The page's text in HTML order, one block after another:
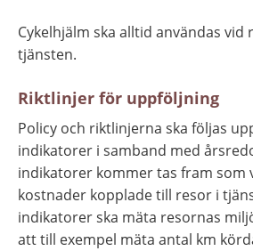
Cykelhjälm ska alltid användas vid
tjänsten.
Riktlinjer för uppföljning
Policy och riktlinjerna ska följas
indikatorer i samband med
indikatorer kommer tas fram som
kostnader kopplade till resor i
indikatorer ska mäta resornas
att till exempel mäta antal km